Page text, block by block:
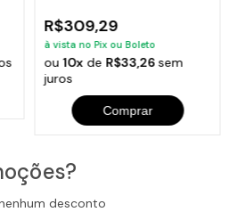
R$309,29
à vista no Pix ou Boleto
ou10x de R$33,26sem
juros
Comprar
desconto